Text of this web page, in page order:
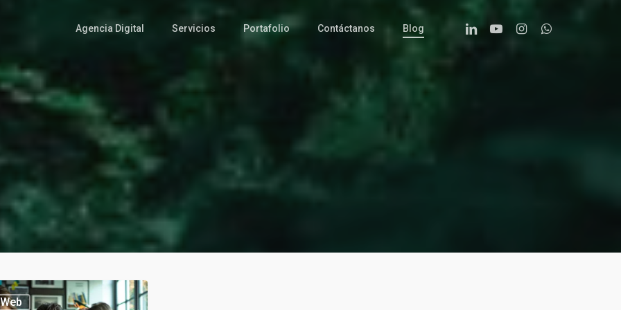
Agencia Digital Servicios Portafolio Contáctanos Blog LinkedinYoutubeInstagramWhatsapp